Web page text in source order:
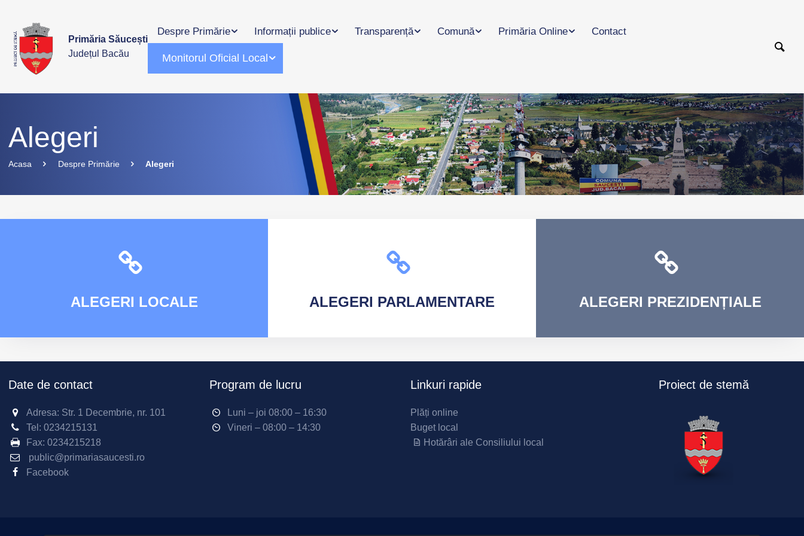
Primăria Săucești
Județul Bacău
Despre Primărie Informații publice Transparență Comună Primăria Online Contact
Monitorul Oficial Local
Alegeri
Acasa Despre Primărie Alegeri
ALEGERI LOCALE ALEGERI PARLAMENTARE ALEGERI PREZIDENȚIALE
Date de contact
Adresa: Str. 1 Decembrie, nr. 101
Tel: 0234215131
Fax: 0234215218
public@primariasaucesti.ro
Facebook
Program de lucru
Luni – joi 08:00 – 16:30
Vineri – 08:00 – 14:30
Linkuri rapide
Plăți online
Buget local
Hotărâri ale Consiliului local
Proiect de stemă